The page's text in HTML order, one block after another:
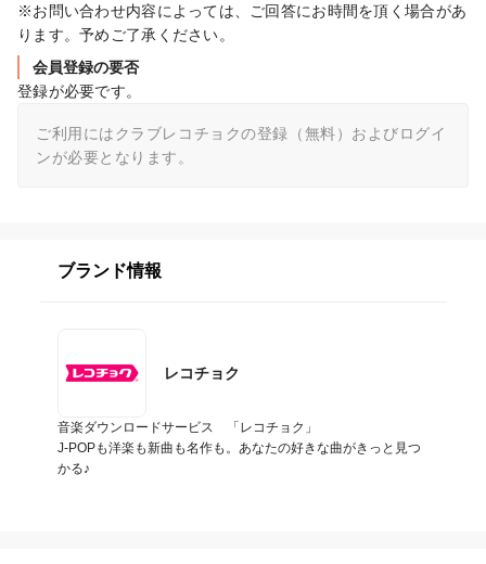
※お問い合わせ内容によっては、ご回答にお時間を頂く場合があ
ります。予めご了承ください。
会員登録の要否
登録が必要です。
ご利用にはクラブレコチョクの登録（無料）およびログイ
ンが必要となります。
ブランド情報
レコチョク
音楽ダウンロードサービス　「レコチョク」
J-POPも洋楽も新曲も名作も。あなたの好きな曲がきっと見つ
かる♪